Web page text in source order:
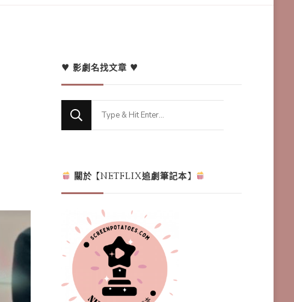
♥ 影劇名找文章 ♥
Looking
關於【NETFLIX追劇筆記本】